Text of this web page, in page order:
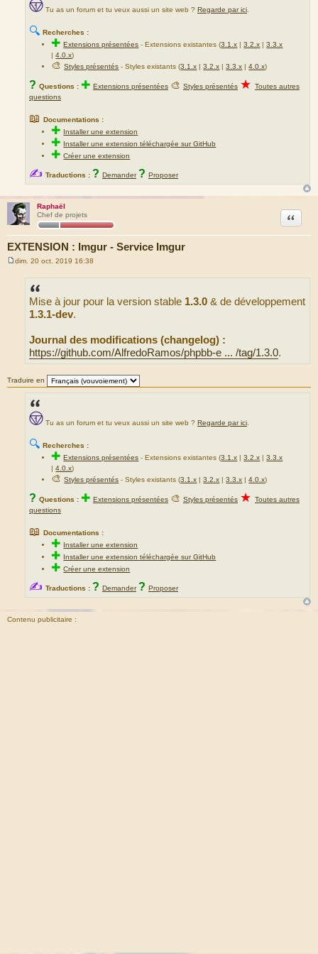
Tu as un forum et tu veux aussi un site web ? Regarde par ici.
🔍 Recherches :
✚Extensions présentées -Extensions existantes (3.1.x |3.2.x |3.3.x
|4.0.x)
🎨Styles présentés - Styles existants (3.1.x |3.2.x |3.3.x |4.0.x)
? Questions : ✚ Extensions présentées 🎨 Styles présentés ★ Toutes autres
questions
📖 Documentations :
✚ Installer une extension
✚ Installer une extension téléchargée sur GitHub
✚Créer une extension
✍ Traductions : ? Demander ? Proposer
Raphaël
Chef de projets
EXTENSION : Imgur - Service Imgur
Citation
dim. 20 oct. 2019 16:38
Mise à jour pour la version stable 1.3.0 & de développement
1.3.1-dev.
Journal des modifications (changelog) :
https://github.com/AlfredoRamos/phpbb-e ... /tag/1.3.0.
Traduire en
Tu as un forum et tu veux aussi un site web ? Regarde par ici.
🔍 Recherches :
✚Extensions présentées -Extensions existantes (3.1.x |3.2.x |3.3.x
|4.0.x)
🎨Styles présentés - Styles existants (3.1.x |3.2.x |3.3.x |4.0.x)
? Questions : ✚ Extensions présentées 🎨 Styles présentés ★ Toutes autres
questions
📖 Documentations :
✚ Installer une extension
✚ Installer une extension téléchargée sur GitHub
✚Créer une extension
✍ Traductions : ? Demander ? Proposer
Contenu publicitaire :